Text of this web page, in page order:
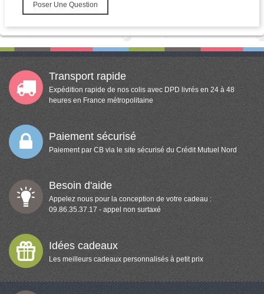
Poser Une Question
Transport rapide
Expédition rapide de nos colis avec DPD livrés en 24 à 48
heures en France métropolitaine
Paiement sécurisé
Paiement par CB via le site sécurisé du Crédit Mutuel Nord
Besoin d'aide
Appelez nous pour la conception de votre cadeau :
09.86.35.37.17 - appel non surtaxé
Idées cadeaux
Les meilleurs cadeaux personnalisés à petit prix